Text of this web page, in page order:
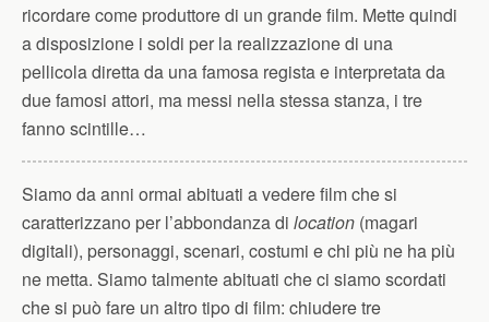
ricordare come produttore di un grande film. Mette quindi
a disposizione i soldi per la realizzazione di una
pellicola diretta da una famosa regista e interpretata da
due famosi attori, ma messi nella stessa stanza, i tre
fanno scintille…
Siamo da anni ormai abituati a vedere film che si
caratterizzano per l’abbondanza di location (magari
digitali), personaggi, scenari, costumi e chi più ne ha più
ne metta. Siamo talmente abituati che ci siamo scordati
che si può fare un altro tipo di film: chiudere tre